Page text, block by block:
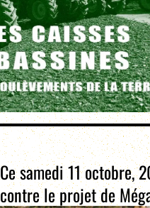
Ce samedi 11 octobre,
contre le projet de